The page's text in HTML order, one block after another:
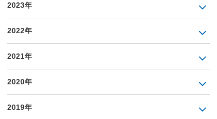
2023年
2022年
2021年
2020年
2019年